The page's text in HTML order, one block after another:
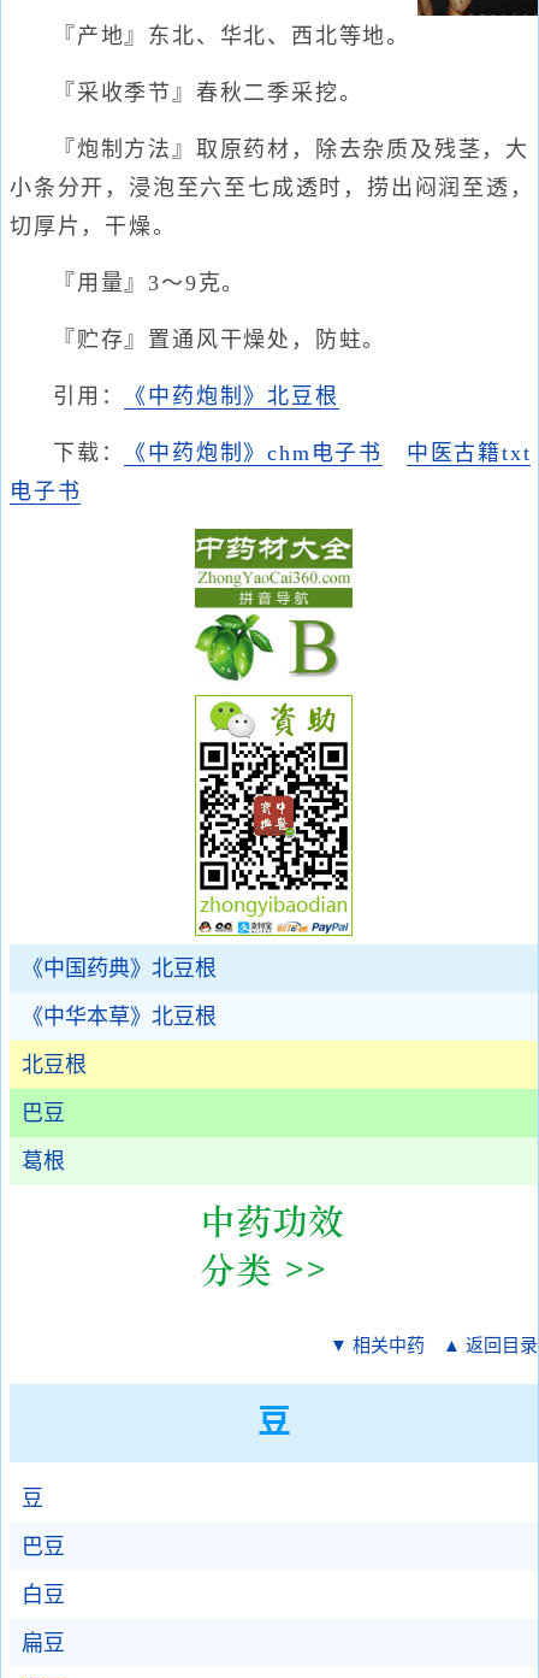
『产地』东北、华北、西北等地。
『采收季节』春秋二季采挖。
『炮制方法』取原药材，除去杂质及残茎，大
小条分开，浸泡至六至七成透时，捞出闷润至透，
切厚片，干燥。
『用量』3～9克。
『贮存』置通风干燥处，防蛀。
引用： 《中药炮制》北豆根
下载： 《中药炮制》chm电子书
中医古籍txt
电子书
《中国药典》北豆根
《中华本草》北豆根
北豆根
巴豆
葛根
▼ 相关中药 ▲ 返回目录
豆
豆
巴豆
白豆
扁豆